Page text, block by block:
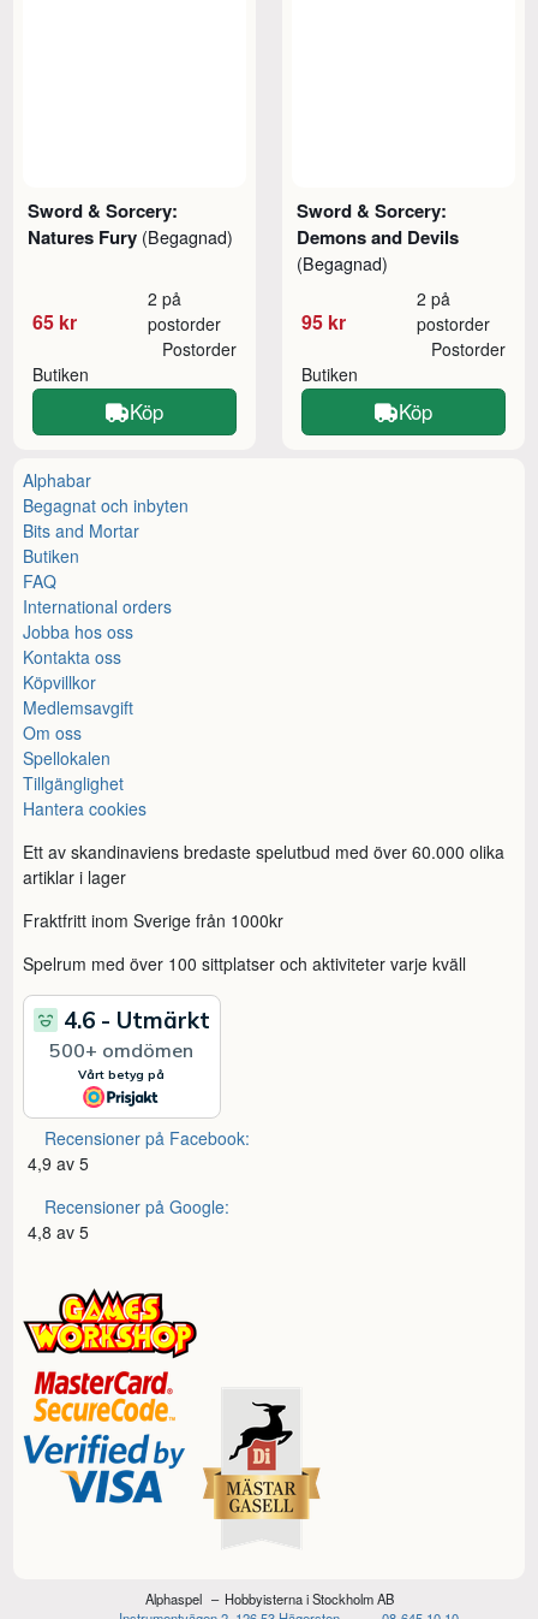
Sword & Sorcery:
Natures Fury (Begagnad)
65 kr
2 på
postorder
Butiken
Postorder
Köp
Sword & Sorcery:
Demons and Devils
(Begagnad)
95 kr
2 på
postorder
Butiken
Postorder
Köp
Alphabar
Begagnat och inbyten
Bits and Mortar
Butiken
FAQ
International orders
Jobba hos oss
Kontakta oss
Köpvillkor
Medlemsavgift
Om oss
Spellokalen
Tillgänglighet
Hantera cookies
Ett av skandinaviens bredaste spelutbud med över 60.000 olika
artiklar i lager
Fraktfritt inom Sverige från 1000kr
Spelrum med över 100 sittplatser och aktiviteter varje kväll
Recensioner på Facebook:
4,9 av 5
Recensioner på Google:
4,8 av 5
Alphaspel
Hobbyisterna i Stockholm AB